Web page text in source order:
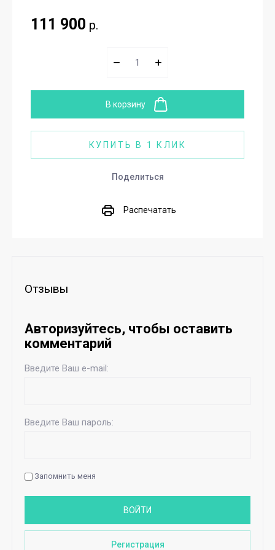
111 900 р.
В корзину
КУПИТЬ В 1 КЛИК
Поделиться
Распечатать
Отзывы
Авторизуйтесь, чтобы оставить
комментарий
Введите Ваш e-mail:
Введите Ваш пароль:
Запомнить меня
ВОЙТИ
Регистрация